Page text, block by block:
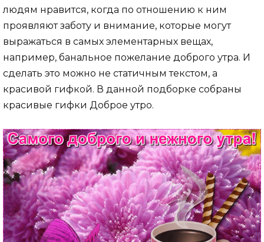
людям нравится, когда по отношению к ним
проявляют заботу и внимание, которые могут
выражаться в самых элементарных вещах,
например, банальное пожелание доброго утра. И
сделать это можно не статичным текстом, а
красивой гифкой. В данной подборке собраны
красивые гифки Доброе утро.